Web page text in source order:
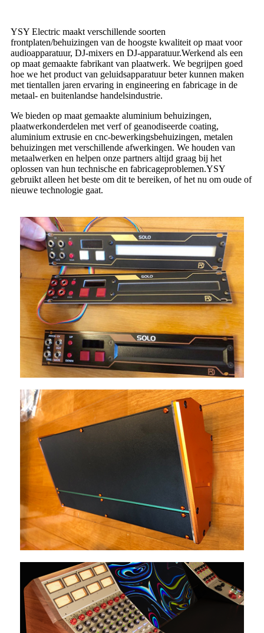
YSY Electric maakt verschillende soorten
frontplaten/behuizingen van de hoogste kwaliteit op maat voor
audioapparatuur, DJ-mixers en DJ-apparatuur.Werkend als een
op maat gemaakte fabrikant van plaatwerk. We begrijpen goed
hoe we het product van geluidsapparatuur beter kunnen maken
met tientallen jaren ervaring in engineering en fabricage in de
metaal- en buitenlandse handelsindustrie.
We bieden op maat gemaakte aluminium behuizingen,
plaatwerkonderdelen met verf of geanodiseerde coating,
aluminium extrusie en cnc-bewerkingsbehuizingen, metalen
behuizingen met verschillende afwerkingen. We houden van
metaalwerken en helpen onze partners altijd graag bij het
oplossen van hun technische en fabricageproblemen.YSY
gebruikt alleen het beste om dit te bereiken, of het nu om oude of
nieuwe technologie gaat.